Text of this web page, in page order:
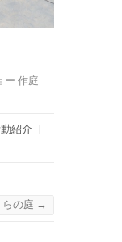
ー 作庭
紹介 |
の庭 →